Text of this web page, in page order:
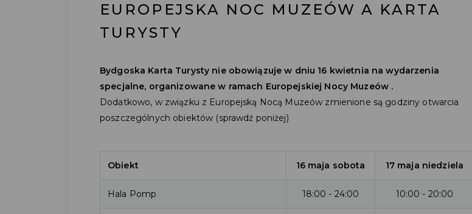
EUROPEJSKA NOC MUZEÓW A KARTA
TURYSTY
Bydgoska Karta Turysty nie obowiązuje w dniu 16 kwietnia na wydarzenia
specjalne, organizowane w ramach Europejskiej Nocy Muzeów .
Dodatkowo, w związku z Europejską Nocą Muzeów zmienione są godziny otwarcia
poszczególnych obiektów (sprawdź poniżej)
Obiekt 16 maja sobota 17 maja niedziela
Hala Pomp 18:00 - 24:00 10:00 - 20:00